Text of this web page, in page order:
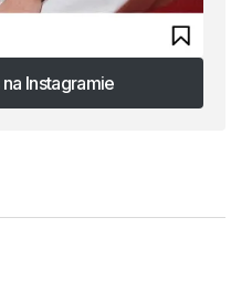
Instagramie
Instagramie